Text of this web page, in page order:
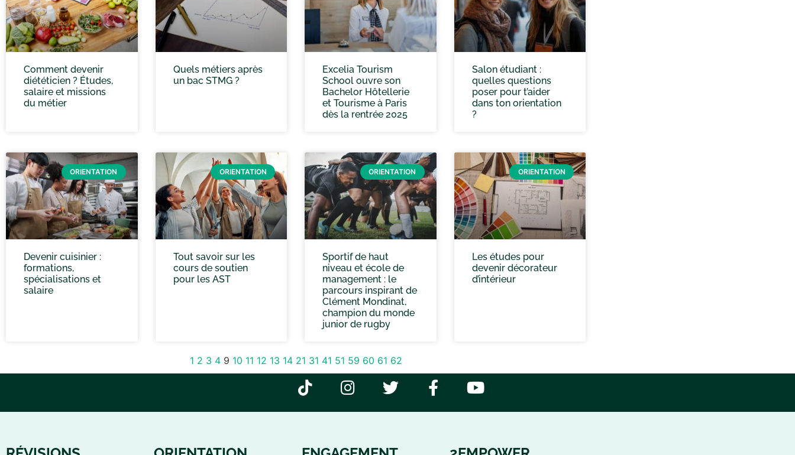
Comment devenir
diététicien ? Études,
salaire et missions
du métier
Quels métiers après
un bac STMG ?
Excelia Tourism
School ouvre son
Bachelor Hôtellerie
et Tourisme à Paris
dès la rentrée 2025
Salon étudiant :
quelles questions
poser pour t’aider
dans ton orientation
?
ORIENTATION
Devenir cuisinier :
formations,
spécialisations et
salaire
ORIENTATION
Tout savoir sur les
cours de soutien
pour les AST
ORIENTATION
Sportif de haut
niveau et école de
management : le
parcours inspirant de
Clément Mondinat,
champion du monde
junior de rugby
ORIENTATION
Les études pour
devenir décorateur
d’intérieur
1 2 3 4 9 10 11 12 13 14 21 31 41 51 59 60 61 62